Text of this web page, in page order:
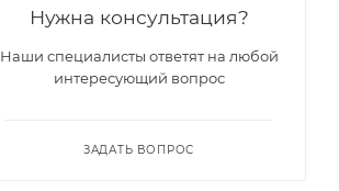
Нужна консультация?
Наши специалисты ответят на любой
интересующий вопрос
ЗАДАТЬ ВОПРОС